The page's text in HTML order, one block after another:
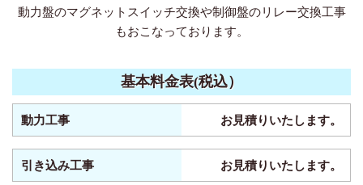
動力盤のマグネットスイッチ交換や制御盤のリレー交換工事
もおこなっております。
基本料金表(税込）
動力工事 お見積りいたします。
引き込み工事 お見積りいたします。